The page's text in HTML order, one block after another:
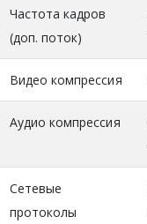
Частота кадров
(доп. поток)
Видео компрессия
Аудио компрессия
Сетевые
протоколы